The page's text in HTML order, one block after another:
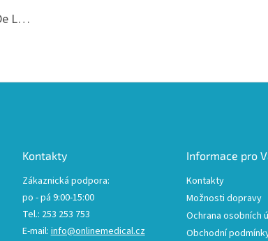
Priessnitz Kloubní mazání De Luxe, 200ml
Kontakty
Zákaznická podpora:
po - pá 9:00-15:00
Tel.: 253 253 753
E-mail: info@onlinemedical.cz
Informace pro
Kontakty
Možnosti dopravy
Ochrana osobních
Obchodní